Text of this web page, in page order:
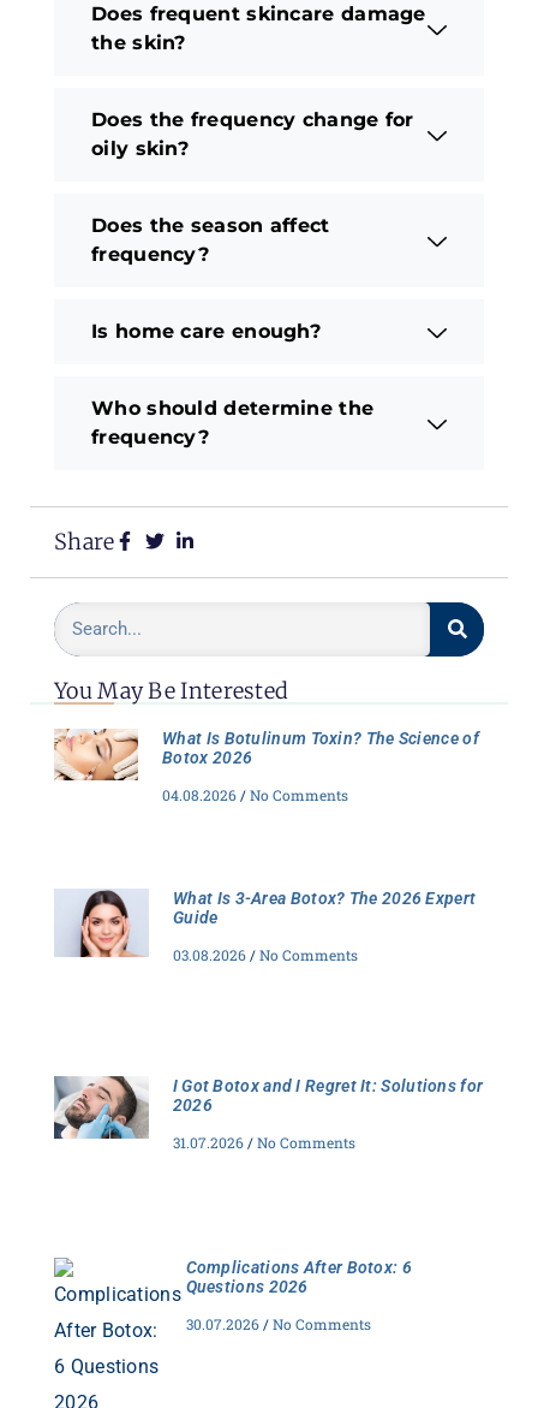
Does frequent skincare damage
the skin?
Does the frequency change for
oily skin?
Does the season affect
frequency?
Is home care enough?
Who should determine the
frequency?
Share
You May Be Interested
What Is Botulinum Toxin? The Science of
Botox 2026
04.08.2026 No Comments
What Is 3-Area Botox? The 2026 Expert
Guide
03.08.2026 No Comments
I Got Botox and I Regret It: Solutions for
2026
31.07.2026 No Comments
Complications After Botox: 6
Questions 2026
30.07.2026 No Comments